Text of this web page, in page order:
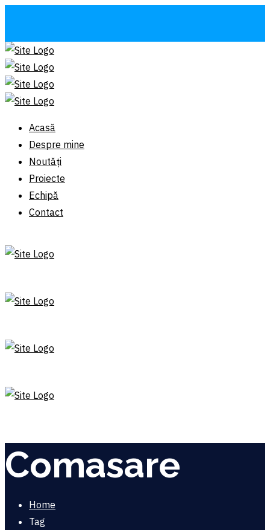
Acasă
Despre mine
Noutăți
Proiecte
Echipă
Contact
Comasare
Home
Tag